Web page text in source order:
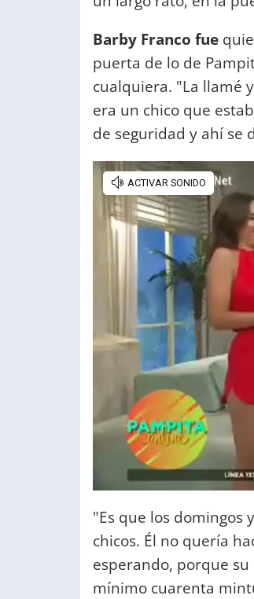
Barby Franco fue
puerta de lo de
cualquiera. "La llamé
era un chico que
de seguridad y ahí se
"Es que los domingos
chicos. Él no quería
esperando, porque
mínimo cuarenta